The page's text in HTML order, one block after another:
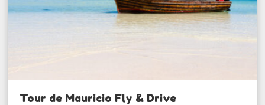
Tour de Mauricio Fly & Drive